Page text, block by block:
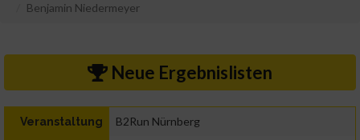
Benjamin Niedermeyer
Neue Ergebnislisten
Veranstaltung B2Run Nürnberg